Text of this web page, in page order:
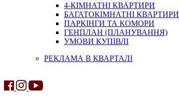
4-КІМНАТНІ КВАРТИРИ
БАГАТОКІМНАТНІ КВАРТИРИ
ПАРКІНГИ ТА КОМОРИ
ГЕНПЛАН (ПЛАНУВАННЯ)
УМОВИ КУПІВЛІ
РЕКЛАМА В КВАРТАЛІ